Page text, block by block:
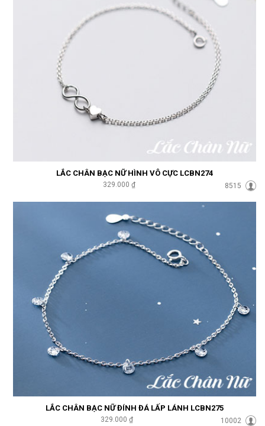
LẮC CHÂN BẠC NỮ HÌNH VÔ CỰC LCBN274
329.000 ₫ 8515
LẮC CHÂN BẠC NỮ ĐÍNH ĐÁ LẤP LÁNH LCBN275
329.000 ₫ 10002